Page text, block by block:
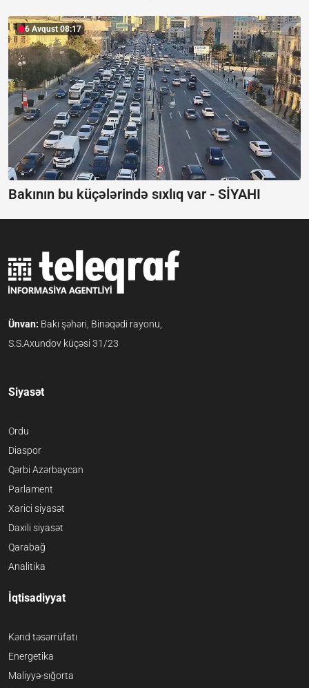
6 Avqust 08:17
Bakının bu küçələrində sıxlıq var - SİYAHI
Ünvan: Bakı şəhəri, Binəqədi rayonu,
S.S.Axundov küçəsi 31/23
Siyasət
Ordu
Diaspor
Qərbi Azərbaycan
Parlament
Xarici siyasət
Daxili siyasət
Qarabağ
Analitika
İqtisadiyyat
Kənd təsərrüfatı
Energetika
Maliyyə-sığorta